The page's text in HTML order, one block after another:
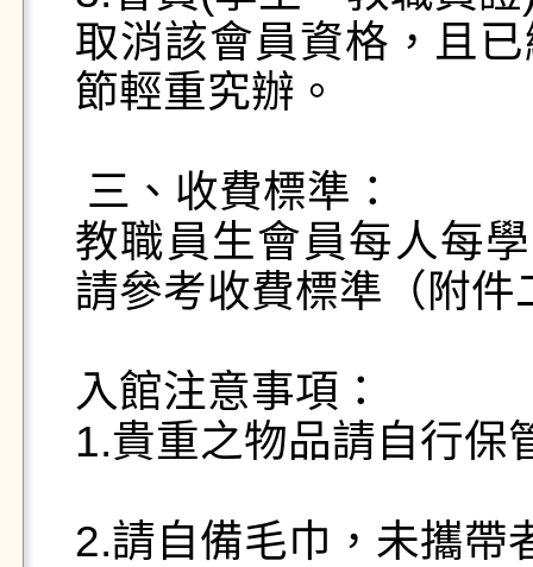
取消該會員資格，且
節輕重究辦。
教職員生會員每人每
請參考收費標準（附件
入館注意事項：
1.貴重之物品請自行保
2.請自備毛巾，未攜帶